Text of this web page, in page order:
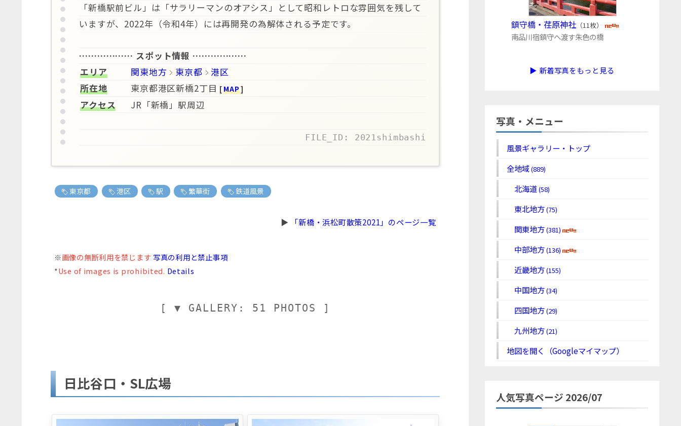
「新橋駅前ビル」は「サラリーマンのオアシス」として昭和レトロな雰囲気を残して
いますが、2022年（令和4年）には再開発の為解体される予定です。
……………… スポット情報 ………………
エリア
関東地方 東京都
港区
所在地
東京都港区新橋2丁目 [MAP]
アクセス JR「新橋」駅周辺
FILE_ID: 2021shimbashi
東京都 港区 駅 繁華街 鉄道風景
▶ 「新橋・浜松町散策2021」のページ一覧
※画像の無断利用を禁じます 写真の利用と禁止事項
*Use of images is prohibited. Details
[ ▼ GALLERY: 51 PHOTOS ]
日比谷口・SL広場
鎮守橋・荏原神社（11枚）
南品川宿鎮守へ渡す朱色の橋
▶ 新着写真をもっと見る
写真・メニュー
風景ギャラリー・トップ
全地域(889)
北海道(58)
東北地方(75)
関東地方(381)
中部地方(136)
近畿地方(155)
中国地方(34)
四国地方(29)
九州地方(21)
地図を開く（Googleマイマップ）
人気写真ページ 2026/07